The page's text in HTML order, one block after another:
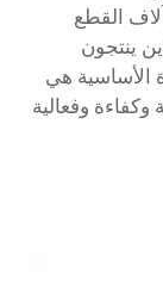
القطع
ينتجون
الأساسية هي
وفعالية